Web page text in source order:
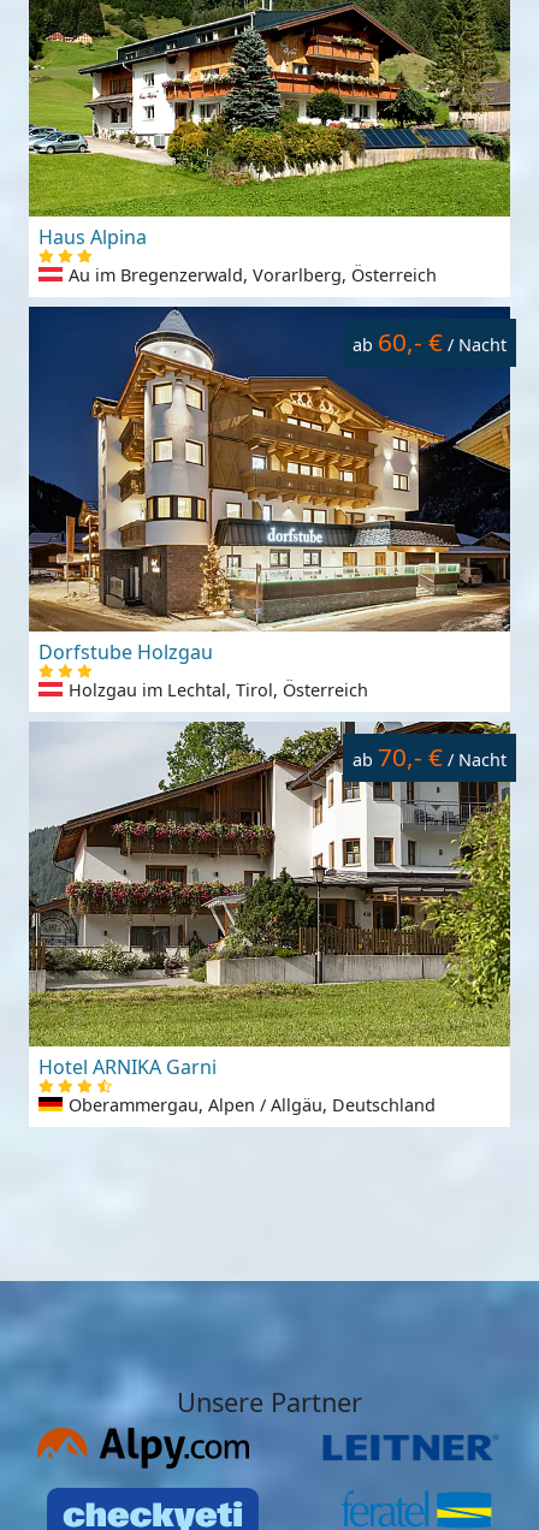
Haus Alpina
Au im Bregenzerwald, Vorarlberg, Österreich
ab 60,- € / Nacht
Dorfstube Holzgau
Holzgau im Lechtal, Tirol, Österreich
ab 70,- € / Nacht
Hotel ARNIKA Garni
Oberammergau, Alpen / Allgäu, Deutschland
Unsere Partner